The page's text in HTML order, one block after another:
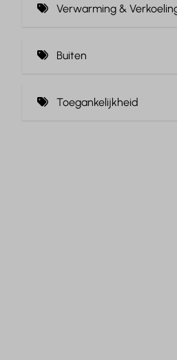
Toilet (13)
Verwarming &
Buiten
Toegankelijkheid